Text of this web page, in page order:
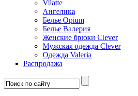
Vilatte
Ангелика
Белье Opium
Белье Валерия
Женские брюки Clever
Мужская одежда Clever
Одежда Valeria
Распродажа